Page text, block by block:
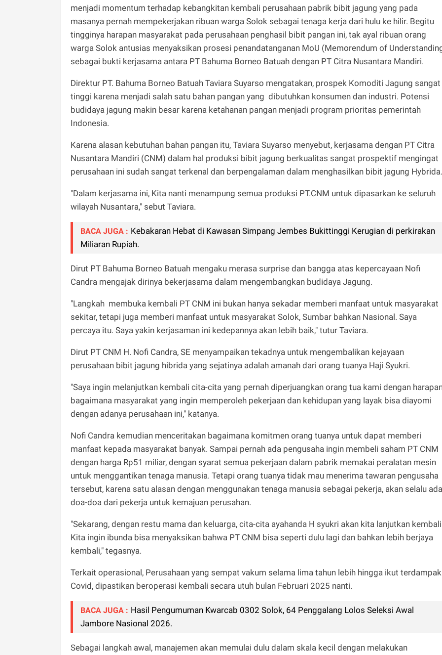
menjadi momentum terhadap kebangkitan kembali perusahaan pabrik bibit jagung yang pada
masanya pernah mempekerjakan ribuan warga Solok sebagai tenaga kerja dari hulu ke hilir. Begitu
tingginya harapan masyarakat pada perusahaan penghasil bibit pangan ini, tak ayal ribuan orang
warga Solok antusias menyaksikan prosesi penandatanganan MoU (Memorendum of
sebagai bukti kerjasama antara PT Bahuma Borneo Batuah dengan PT Citra Nusantara Mandiri.
Direktur PT. Bahuma Borneo Batuah Taviara Suyarso mengatakan, prospek Komoditi Jagung sangat
tinggi karena menjadi salah satu bahan pangan yang dibutuhkan konsumen dan industri. Potensi
budidaya jagung makin besar karena ketahanan pangan menjadi program prioritas pemerintah
Indonesia.
Karena alasan kebutuhan bahan pangan itu, Taviara Suyarso menyebut, kerjasama dengan PT Citra
Nusantara Mandiri (CNM) dalam hal produksi bibit jagung berkualitas sangat prospektif mengingat
perusahaan ini sudah sangat terkenal dan berpengalaman dalam menghasilkan bibit jagung Hybrida.
"Dalam kerjasama ini, Kita nanti menampung semua produksi PT.CNM untuk dipasarkan ke seluruh
wilayah Nusantara," sebut Taviara.
BACA JUGA : Kebakaran Hebat di Kawasan Simpang Jembes Bukittinggi Kerugian di perkirakan
Miliaran Rupiah.
Dirut PT Bahuma Borneo Batuah mengaku merasa surprise dan bangga atas kepercayaan Nofi
Candra mengajak dirinya bekerjasama dalam mengembangkan budidaya Jagung.
"Langkah membuka kembali PT CNM ini bukan hanya sekadar memberi manfaat untuk masyarakat
sekitar, tetapi juga memberi manfaat untuk masyarakat Solok, Sumbar bahkan Nasional. Saya
percaya itu. Saya yakin kerjasaman ini kedepannya akan lebih baik," tutur Taviara.
Dirut PT CNM H. Nofi Candra, SE menyampaikan tekadnya untuk mengembalikan kejayaan
perusahaan bibit jagung hibrida yang sejatinya adalah amanah dari orang tuanya Haji Syukri.
"Saya ingin melanjutkan kembali cita-cita yang pernah diperjuangkan orang tua kami dengan
bagaimana masyarakat yang ingin memperoleh pekerjaan dan kehidupan yang layak bisa diayomi
dengan adanya perusahaan ini," katanya.
Nofi Candra kemudian menceritakan bagaimana komitmen orang tuanya untuk dapat memberi
manfaat kepada masyarakat banyak. Sampai pernah ada pengusaha ingin membeli saham PT CNM
dengan harga Rp51 miliar, dengan syarat semua pekerjaan dalam pabrik memakai peralatan mesin
untuk menggantikan tenaga manusia. Tetapi orang tuanya tidak mau menerima tawaran pengusaha
tersebut, karena satu alasan dengan menggunakan tenaga manusia sebagai pekerja, akan selalu ada
doa-doa dari pekerja untuk kemajuan perusahan.
"Sekarang, dengan restu mama dan keluarga, cita-cita ayahanda H syukri akan kita lanjutkan
Kita ingin ibunda bisa menyaksikan bahwa PT CNM bisa seperti dulu lagi dan bahkan lebih berjaya
kembali," tegasnya.
Terkait operasional, Perusahaan yang sempat vakum selama lima tahun lebih hingga ikut terdampak
Covid, dipastikan beroperasi kembali secara utuh bulan Februari 2025 nanti.
BACA JUGA : Hasil Pengumuman Kwarcab 0302 Solok, 64 Penggalang Lolos Seleksi Awal
Jambore Nasional 2026.
Sebagai langkah awal, manajemen akan memulai dulu dalam skala kecil dengan melakukan